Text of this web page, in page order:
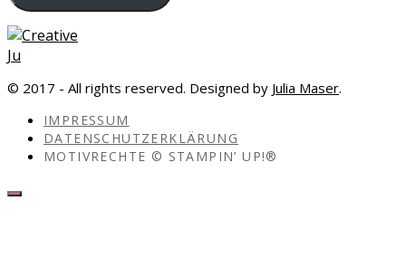
© 2017 - All rights reserved. Designed by Julia Maser.
IMPRESSUM
DATENSCHUTZERKLÄRUNG
MOTIVRECHTE © STAMPIN’ UP!®